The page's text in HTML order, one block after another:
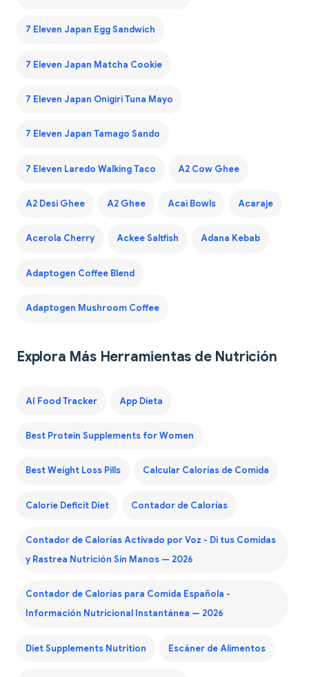
7 Eleven Japan Egg Sandwich
7 Eleven Japan Matcha Cookie
7 Eleven Japan Onigiri Tuna Mayo
7 Eleven Japan Tamago Sando
7 Eleven Laredo Walking Taco A2 Cow Ghee
A2 Desi Ghee A2 Ghee Acai Bowls Acaraje
Acerola Cherry Ackee Saltfish Adana Kebab
Adaptogen Coffee Blend
Adaptogen Mushroom Coffee
Explora Más Herramientas de Nutrición
AI Food Tracker App Dieta
Best Protein Supplements for Women
Best Weight Loss Pills Calcular Calorías de Comida
Calorie Deficit Diet Contador de Calorías
Contador de Calorías Activado por Voz - Di tus Comidas
y Rastrea Nutrición Sin Manos — 2026
Contador de Calorías para Comida Española -
Información Nutricional Instantánea — 2026
Diet Supplements Nutrition Escáner de Alimentos